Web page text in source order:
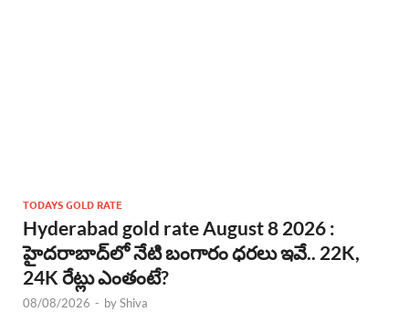
TODAYS GOLD RATE
Hyderabad gold rate August 8 2026 :
హైదరాబాద్‌లో నేటి బంగారం ధరలు ఇవే.. 22K,
24K రేట్లు ఎంతంటే?
08/08/2026 - byShiva